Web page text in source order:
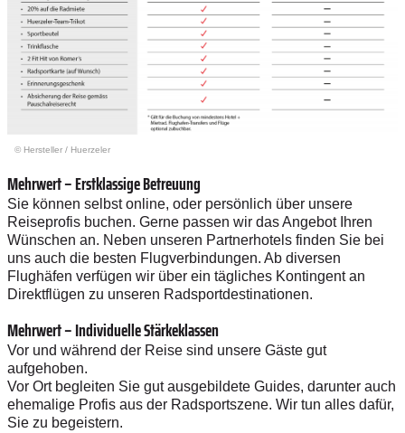
© Hersteller / Huerzeler
Mehrwert – Erstklassige Betreuung
Sie können selbst online, oder persönlich über unsere
Reiseprofis buchen. Gerne passen wir das Angebot Ihren
Wünschen an. Neben unseren Partnerhotels finden Sie bei
uns auch die besten Flugverbindungen. Ab diversen
Flughäfen verfügen wir über ein tägliches Kontingent an
Direktflügen zu unseren Radsportdestinationen.
Mehrwert – Individuelle Stärkeklassen
Vor und während der Reise sind unsere Gäste gut
aufgehoben.
Vor Ort begleiten Sie gut ausgebildete Guides, darunter auch
ehemalige Profis aus der Radsportszene. Wir tun alles dafür,
Sie zu begeistern.